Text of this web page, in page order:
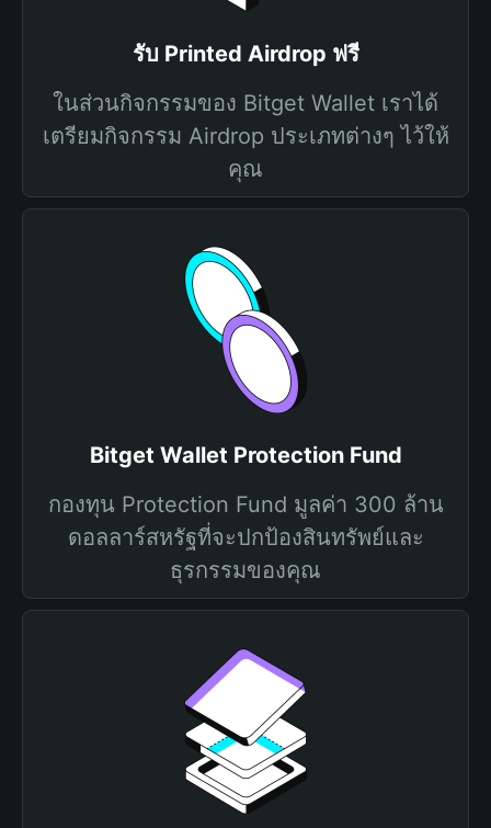
รับ Printed Airdrop ฟรี
ในส่วนกิจกรรมของ Bitget Wallet เราได้
เตรียมกิจกรรม Airdrop ประเภทต่างๆ ไว้ให้
คุณ
Bitget Wallet Protection Fund
กองทุน Protection Fund มูลค่า 300 ล้าน
ดอลลาร์สหรัฐที่จะปกป้องสินทรัพย์และ
ธุรกรรมของคุณ